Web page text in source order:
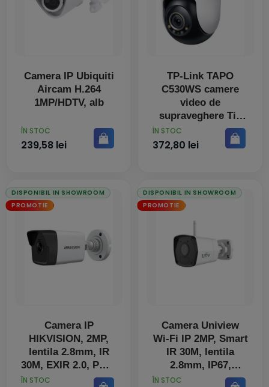
Camera IP Ubiquiti
Aircam H.264
1MP/HDTV, alb
PRET
ÎN STOC
239,58 lei
TP-Link TAPO
C530WS camere
video de
supraveghere Tip
turelă IP cameră
securitate Exterior
PRET
ÎN STOC
372,80 lei
DISPONIBIL IN SHOWROOM
PROMOTIE
Camera IP
HIKVISION, 2MP,
lentila 2.8mm, IR
30M, EXIR 2.0, POE,
PRET
ÎN STOC
DISPONIBIL IN SHOWROOM
PROMOTIE
Camera Uniview
Wi-Fi IP 2MP, Smart
IR 30M, lentila
2.8mm, IP67,
Microfon integrat
PRET
ÎN STOC